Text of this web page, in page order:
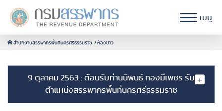
เมนู
สำนักงานสรรพากรพื้นที่นครศรีธรรมราช ห้องข่าว
9 ตุลาคม 2563 : ต้อนรับท่านนิพนธ์ ทองมีเพชร รับ
ตำแหน่งสรรพากรพื้นที่นครศรีธรรมราช